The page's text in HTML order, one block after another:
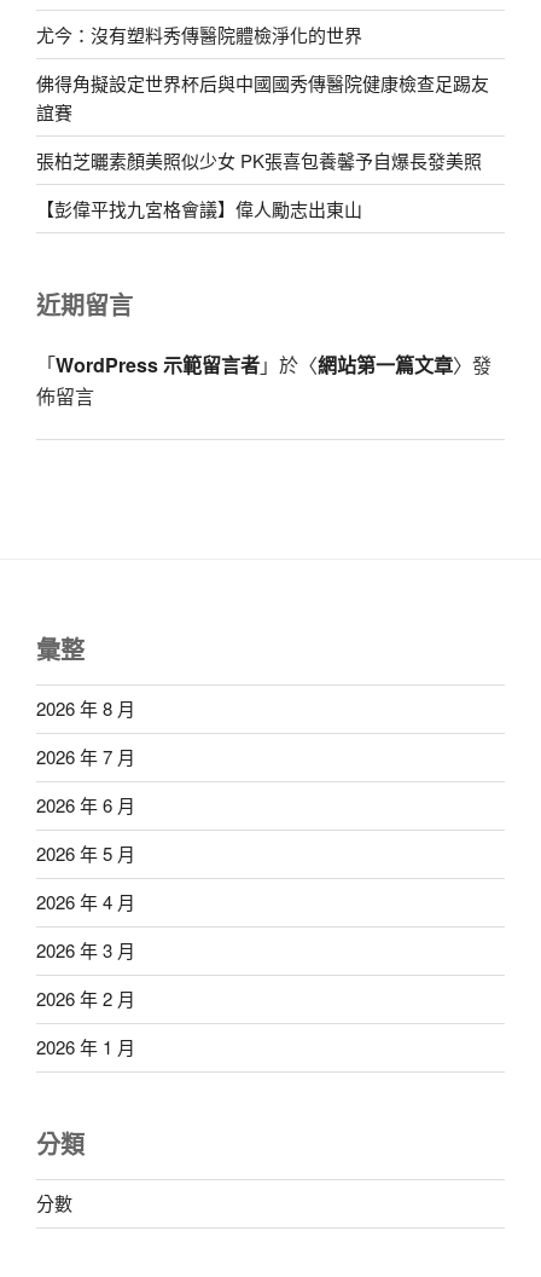
尤今：沒有塑料秀傳醫院體檢淨化的世界
佛得角擬設定世界杯后與中國國秀傳醫院健康檢查足踢友
誼賽
張柏芝曬素顏美照似少女 PK張喜包養馨予自爆長發美照
【彭偉平找九宮格會議】偉人勵志出東山
近期留言
「WordPress 示範留言者」於〈網站第一篇文章〉發
佈留言
彙整
2026 年 8 月
2026 年 7 月
2026 年 6 月
2026 年 5 月
2026 年 4 月
2026 年 3 月
2026 年 2 月
2026 年 1 月
分類
分數